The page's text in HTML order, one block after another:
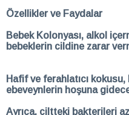
Özellikler ve Faydalar
Bebek Kolonyası, alkol
bebeklerin cildine zarar
Hafif ve ferahlatıcı
ebeveynlerin hoşuna
Ayrıca, ciltteki bakterileri